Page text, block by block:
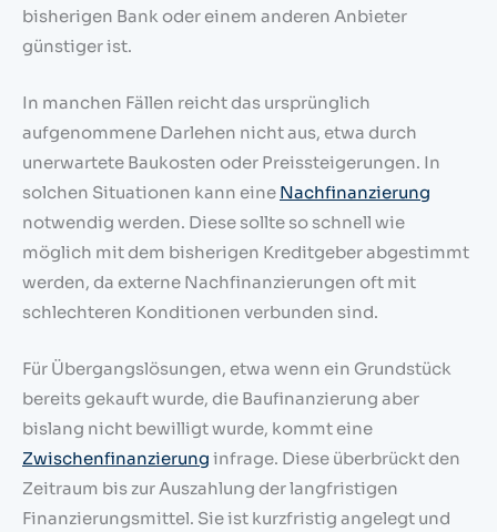
bisherigen Bank oder einem anderen Anbieter
günstiger ist.
In manchen Fällen reicht das ursprünglich
aufgenommene Darlehen nicht aus, etwa durch
unerwartete Baukosten oder Preissteigerungen. In
solchen Situationen kann eine Nachfinanzierung
notwendig werden. Diese sollte so schnell wie
möglich mit dem bisherigen Kreditgeber abgestimmt
werden, da externe Nachfinanzierungen oft mit
schlechteren Konditionen verbunden sind.
Für Übergangslösungen, etwa wenn ein Grundstück
bereits gekauft wurde, die Baufinanzierung aber
bislang nicht bewilligt wurde, kommt eine
Zwischenfinanzierung infrage. Diese überbrückt den
Zeitraum bis zur Auszahlung der langfristigen
Finanzierungsmittel. Sie ist kurzfristig angelegt und